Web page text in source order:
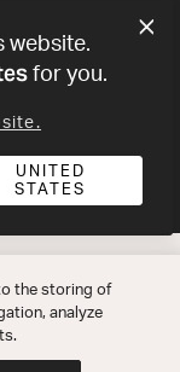
website.
for you.
UNITED
STATES
the storing of
analyze